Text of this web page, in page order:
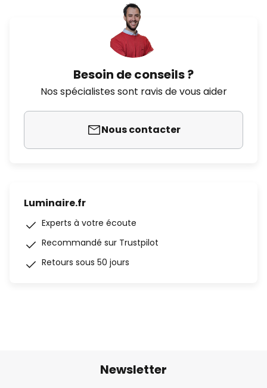
Besoin de conseils ?
Nos spécialistes sont ravis de vous aider
Nous contacter
Luminaire.fr
Experts à votre écoute
Recommandé sur Trustpilot
Retours sous 50 jours
Newsletter